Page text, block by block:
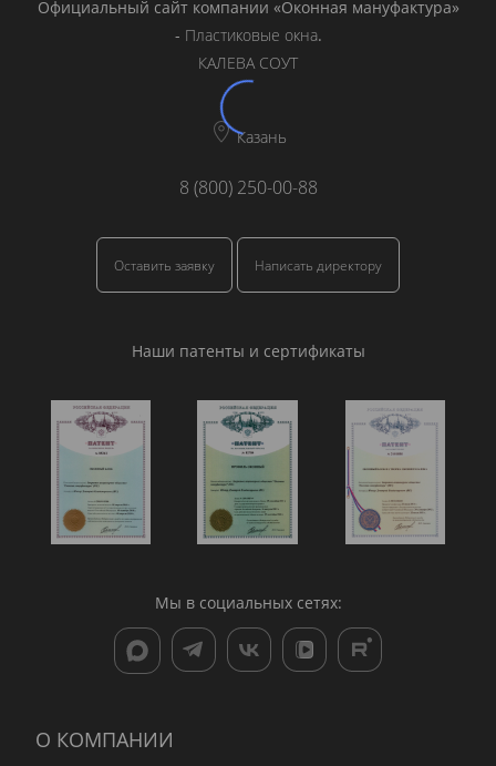
Официальный сайт компании «Оконная мануфактура»
- Пластиковые окна.
КАЛЕВА СОУТ
Казань
8 (800) 250-00-88
Оставить заявку Написать директору
Наши патенты и сертификаты
Мы в социальных сетях:
О КОМПАНИИ